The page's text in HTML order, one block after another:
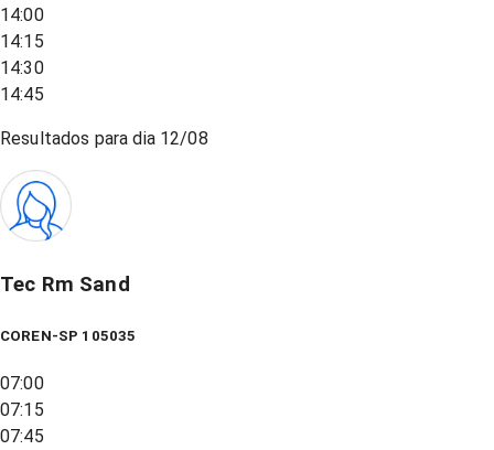
14:00
14:15
14:30
14:45
Resultados para dia 12/08
Tec Rm Sand
COREN-SP 105035
07:00
07:15
07:45